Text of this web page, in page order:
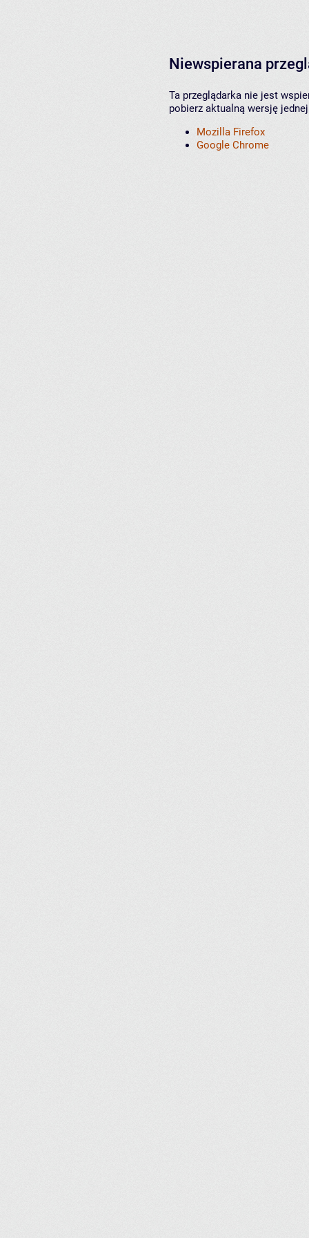
Niewspierana
Ta przeglądarka nie jest
pobierz aktualną wersję
Mozilla Firefox
Google Chrome